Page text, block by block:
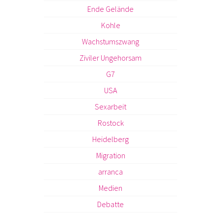
Ende Gelände
Kohle
Wachstumszwang
Ziviler Ungehorsam
G7
USA
Sexarbeit
Rostock
Heidelberg
Migration
arranca
Medien
Debatte